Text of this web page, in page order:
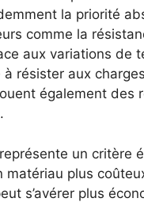
la priorité
comme la
aux variations de
résister aux charges
également des
un critère
matériau plus
s’avérer plus